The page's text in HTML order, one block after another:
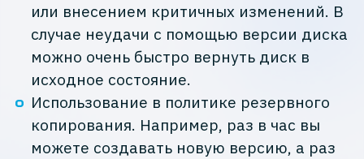
или внесением критичных изменений. В
случае неудачи с помощью версии диска
можно очень быстро вернуть диск в
исходное состояние.
Использование в политике резервного
копирования. Например, раз в час вы
можете создавать новую версию, а раз